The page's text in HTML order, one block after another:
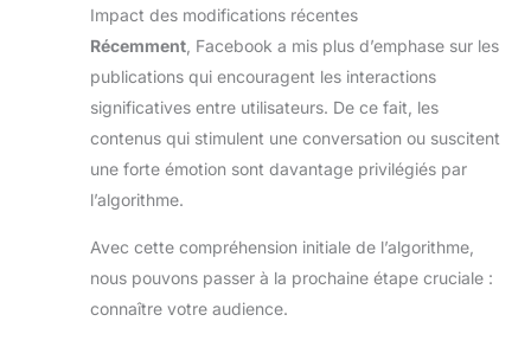
Impact des modifications récentes
Récemment , Facebook a mis plus d’emphase sur les
publications qui encouragent les interactions
significatives entre utilisateurs. De ce fait, les
contenus qui stimulent une conversation ou suscitent
une forte émotion sont davantage privilégiés par
l’algorithme.
Avec cette compréhension initiale de l’algorithme,
nous pouvons passer à la prochaine étape cruciale :
connaître votre audience.